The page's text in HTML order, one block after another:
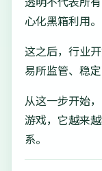
心化黑箱利用。
这之后，行业
易所监管、稳
从这一步开始
游戏，它越来
系。